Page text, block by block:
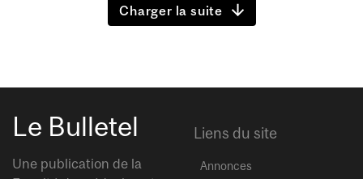
Charger la suite
Le Bulletel
Une publication de la
Liens du site
Annonces